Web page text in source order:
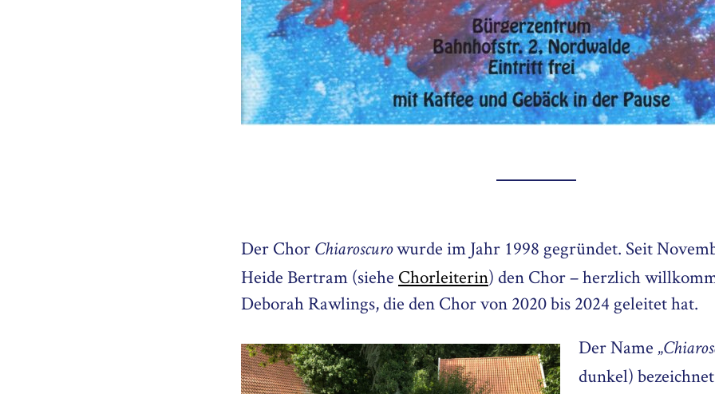
Der Chor Chiaroscurowurde im Jahr 1998 gegründet. Seit
Heide Bertram (siehe Chorleiterin) den Chor – herzlich
Deborah Rawlings, die den Chor von 2020 bis 2024 geleitet hat.
Der Name „
dunkel)